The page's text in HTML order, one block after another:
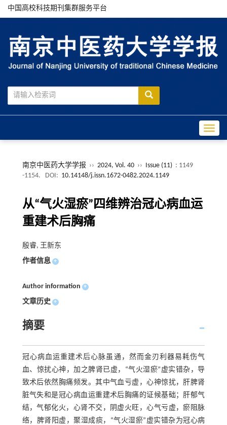
中国高校科技期刊集群服务平台
南京中医药大学学报 ›› 2024, Vol. 40 ›› Issue (11) : 1149
-1154.
DOI: 10.14148/j.issn.1672-0482.2024.1149
从“气火湿瘀”四维辨治冠心病血运
重建术后胸痛
殷睿, 王新东
作者信息 +
Author information +
文章历史 +
摘要
冠心病血运重建术后心脉虽通，然而金刃利器易耗伤气
血、惊扰心神，加之脾肾已虚，“气火湿瘀”虚实错杂，导
致术后依然胸痛频发。其中气血亏虚，心神惊扰，肝脾肾
脏气失和是冠心病血运重建术后胸痛的证候基础；肝郁气
结，气郁化火，心肾不交，阴虚火旺，心气亏虚，瘀阻脉
络，脾肾阳虚，聚湿成痰，“气火湿瘀”虚实错杂为冠心病